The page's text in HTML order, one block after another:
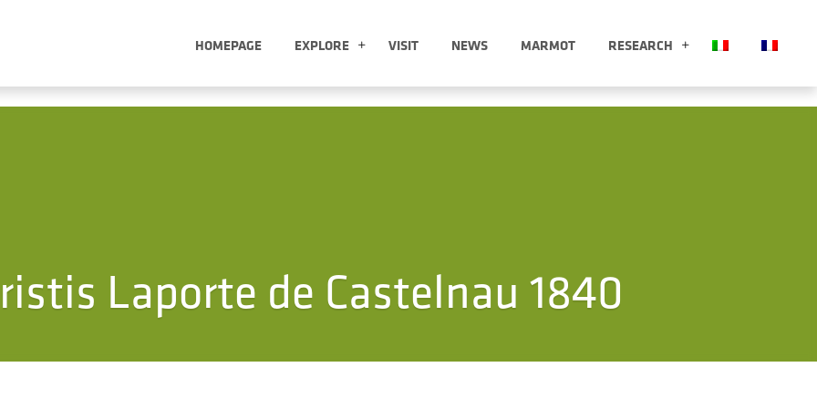
HOMEPAGE EXPLORE VISIT NEWS MARMOT RESEARCH
Laporte de Castelnau 1840